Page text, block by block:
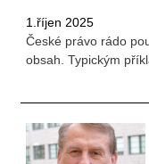
1.říjen 2025
České právo rádo
obsah. Typickým